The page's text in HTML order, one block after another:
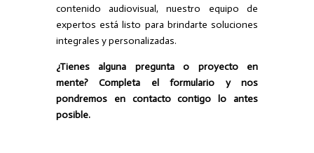
contenido audiovisual, nuestro equipo de
expertos está listo para brindarte soluciones
integrales y personalizadas.
¿Tienes alguna pregunta o proyecto en
mente? Completa el formulario y nos
pondremos en contacto contigo lo antes
posible.